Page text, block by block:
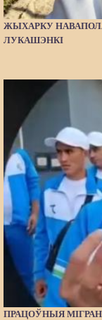
ЖЫХАРКУ
ЛУКАШЭНКІ
ПРАЦОЎНЫЯ